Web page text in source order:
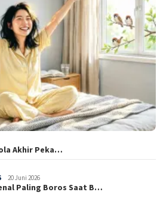
Akhir Peka…
20 Juni 2026
Paling Boros Saat B…